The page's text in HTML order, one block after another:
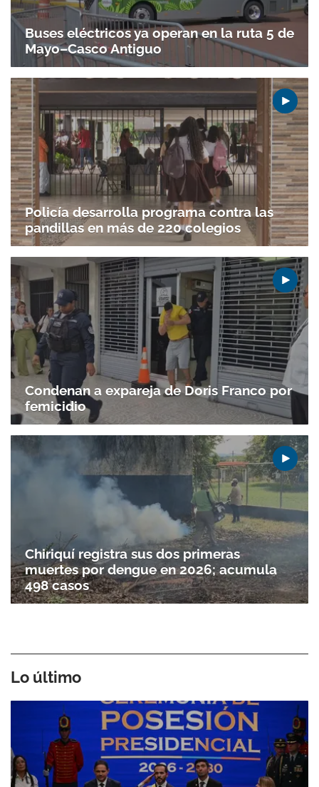
Gracias por suscribirte a nuestro boletín.
ACEPTAR
Buses eléctricos ya operan en la ruta 5 de
Mayo–Casco Antiguo
Policía desarrolla programa contra las
pandillas en más de 220 colegios
Condenan a expareja de Doris Franco por
femicidio
Chiriquí registra sus dos primeras
muertes por dengue en 2026; acumula
498 casos
Lo último